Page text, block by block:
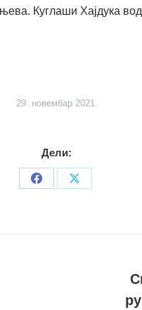
Куглаши Хајдука
29. новембар 2021.
Дели:
Share
Share